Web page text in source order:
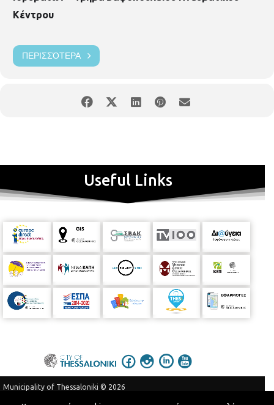
Κέντρου
ΠΕΡΙΣΣΌΤΕΡΑ
Useful Links
Municipality of Thessaloniki © 2026
Terms of Use
Privacy Policy